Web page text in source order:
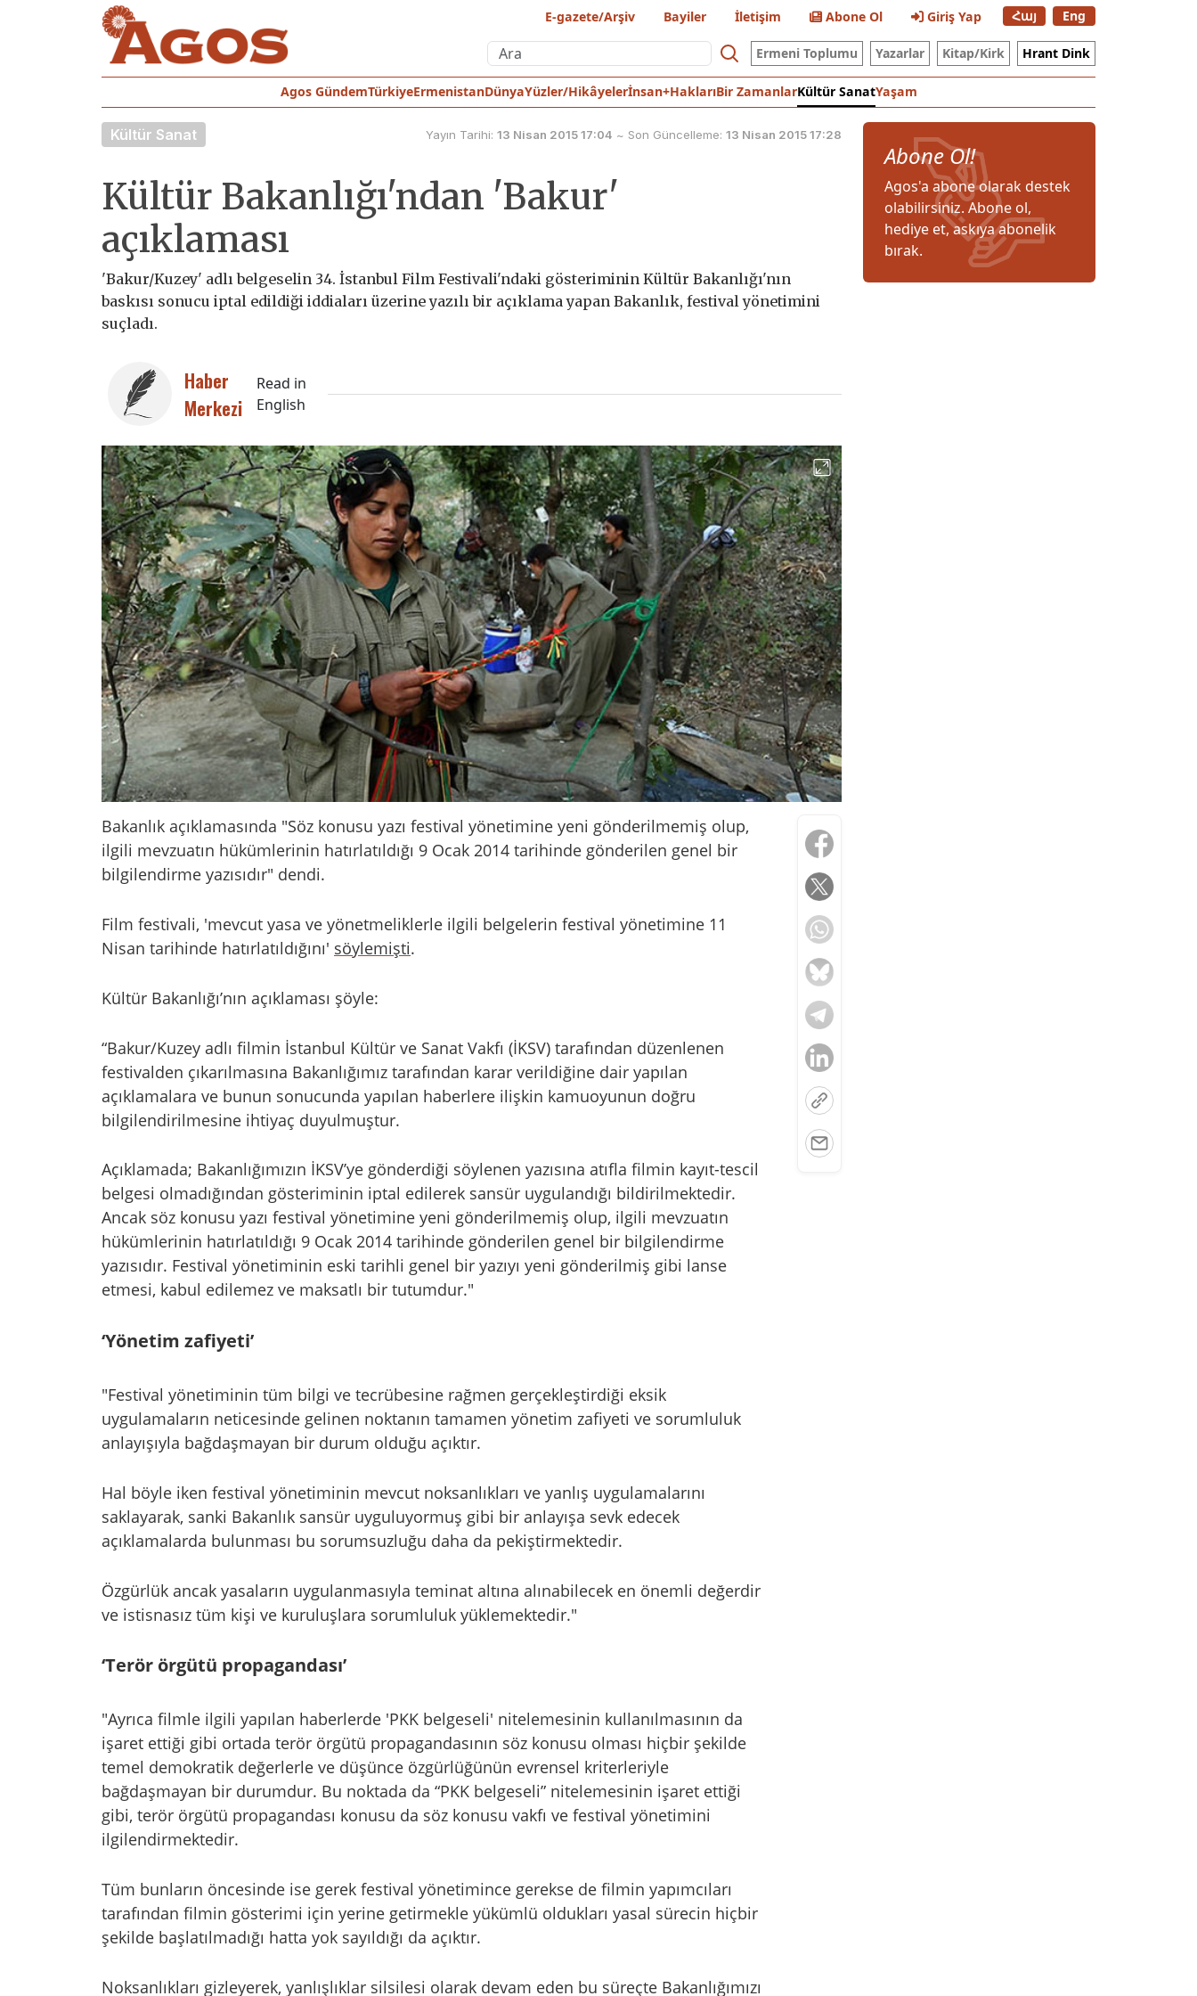
E-gazete/Arşiv Bayiler İletişim Abone Ol Giriş Yap Հայ Eng
Ermeni Toplumu Yazarlar Kitap/Kirk Hrant Dink
Agos GündemTürkiyeErmenistanDünyaYüzler/Hikâyelerİnsan+HaklarıBir ZamanlarKültür SanatYaşam
Kültür Sanat Yayın Tarihi: 13 Nisan 2015 17:04 ~ Son Güncelleme: 13 Nisan 2015 17:28
Kültür Bakanlığı'ndan 'Bakur'
açıklaması
'Bakur/Kuzey' adlı belgeselin 34. İstanbul Film Festivali'ndaki gösteriminin Kültür Bakanlığı'nın
baskısı sonucu iptal edildiği iddiaları üzerine yazılı bir açıklama yapan Bakanlık, festival yönetimini
suçladı.
Haber
Merkezi
Read in
English
Bakanlık açıklamasında "Söz konusu yazı festival yönetimine yeni gönderilmemiş olup,
ilgili mevzuatın hükümlerinin hatırlatıldığı 9 Ocak 2014 tarihinde gönderilen genel bir
bilgilendirme yazısıdır" dendi.
Film festivali, 'mevcut yasa ve yönetmeliklerle ilgili belgelerin festival yönetimine 11
Nisan tarihinde hatırlatıldığını' söylemişti.
Kültür Bakanlığı’nın açıklaması şöyle:
“Bakur/Kuzey adlı filmin İstanbul Kültür ve Sanat Vakfı (İKSV) tarafından düzenlenen
festivalden çıkarılmasına Bakanlığımız tarafından karar verildiğine dair yapılan
açıklamalara ve bunun sonucunda yapılan haberlere ilişkin kamuoyunun doğru
bilgilendirilmesine ihtiyaç duyulmuştur.
Açıklamada; Bakanlığımızın İKSV’ye gönderdiği söylenen yazısına atıfla filmin kayıt-tescil
belgesi olmadığından gösteriminin iptal edilerek sansür uygulandığı bildirilmektedir.
Ancak söz konusu yazı festival yönetimine yeni gönderilmemiş olup, ilgili mevzuatın
hükümlerinin hatırlatıldığı 9 Ocak 2014 tarihinde gönderilen genel bir bilgilendirme
yazısıdır. Festival yönetiminin eski tarihli genel bir yazıyı yeni gönderilmiş gibi lanse
etmesi, kabul edilemez ve maksatlı bir tutumdur."
‘Yönetim zafiyeti’
"Festival yönetiminin tüm bilgi ve tecrübesine rağmen gerçekleştirdiği eksik
uygulamaların neticesinde gelinen noktanın tamamen yönetim zafiyeti ve sorumluluk
anlayışıyla bağdaşmayan bir durum olduğu açıktır.
Hal böyle iken festival yönetiminin mevcut noksanlıkları ve yanlış uygulamalarını
saklayarak, sanki Bakanlık sansür uyguluyormuş gibi bir anlayışa sevk edecek
açıklamalarda bulunması bu sorumsuzluğu daha da pekiştirmektedir.
Özgürlük ancak yasaların uygulanmasıyla teminat altına alınabilecek en önemli değerdir
ve istisnasız tüm kişi ve kuruluşlara sorumluluk yüklemektedir."
‘Terör örgütü propagandası’
"Ayrıca filmle ilgili yapılan haberlerde 'PKK belgeseli' nitelemesinin kullanılmasının da
işaret ettiği gibi ortada terör örgütü propagandasının söz konusu olması hiçbir şekilde
temel demokratik değerlerle ve düşünce özgürlüğünün evrensel kriterleriyle
bağdaşmayan bir durumdur. Bu noktada da “PKK belgeseli” nitelemesinin işaret ettiği
gibi, terör örgütü propagandası konusu da söz konusu vakfı ve festival yönetimini
ilgilendirmektedir.
Tüm bunların öncesinde ise gerek festival yönetimince gerekse de filmin yapımcıları
tarafından filmin gösterimi için yerine getirmekle yükümlü oldukları yasal sürecin hiçbir
şekilde başlatılmadığı hatta yok sayıldığı da açıktır.
Noksanlıkları gizleyerek, yanlışlıklar silsilesi olarak devam eden bu süreçte Bakanlığımızı
Abone Ol!
Agos'a abone olarak destek
olabilirsiniz. Abone ol,
hediye et, askıya abonelik
bırak.